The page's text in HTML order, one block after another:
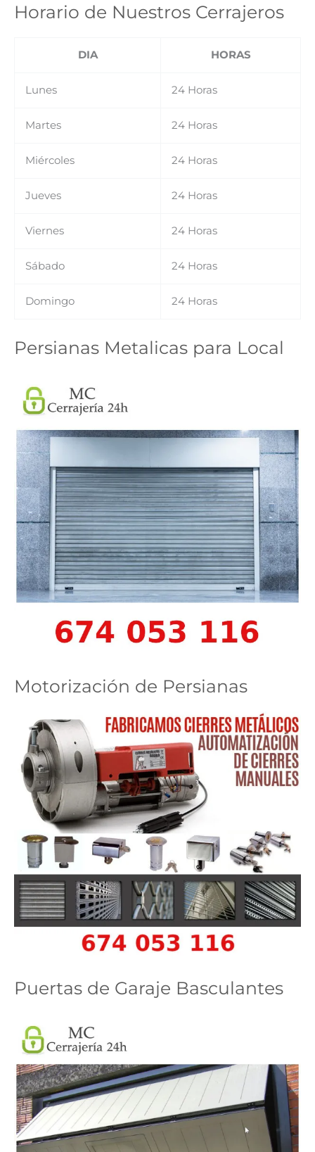
Horario de Nuestros Cerrajeros
DIA HORAS
Lunes 24 Horas
Martes 24 Horas
Miércoles 24 Horas
Jueves 24 Horas
Viernes 24 Horas
Sábado 24 Horas
Domingo 24 Horas
Persianas Metalicas para Local
Motorización de Persianas
Puertas de Garaje Basculantes